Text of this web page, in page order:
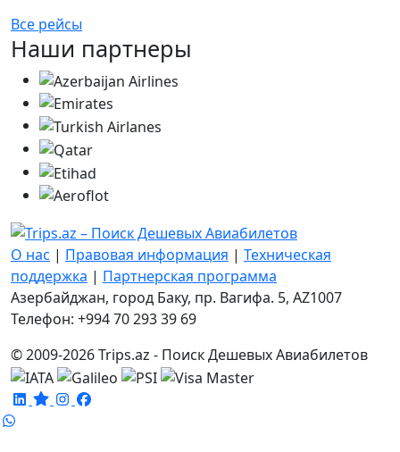
Все рейсы
Наши партнеры
О нас | Правовая информация | Техническая
поддержка | Партнерская программа
Азербайджан, город Баку, пр. Вагифа. 5, AZ1007
Телефон: +994 70 293 39 69
© 2009-2026 Trips.az - Поиск Дешевых Авиабилетов